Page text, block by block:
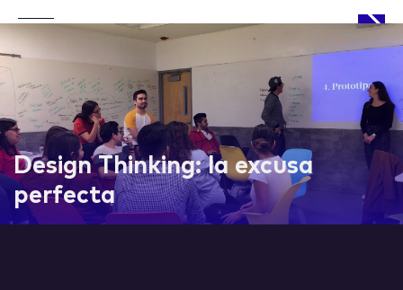
Design Thinking: la excusa
perfecta
APPROACH
WORKS